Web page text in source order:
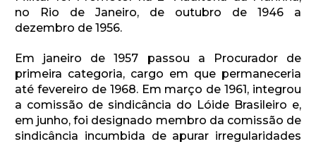
no Rio de Janeiro, de outubro de 1946 a
dezembro de 1956.
Em janeiro de 1957 passou a Procurador de
primeira categoria, cargo em que permaneceria
até fevereiro de 1968. Em março de 1961, integrou
a comissão de sindicância do Lóide Brasileiro e,
em junho, foi designado membro da comissão de
sindicância incumbida de apurar irregularidades